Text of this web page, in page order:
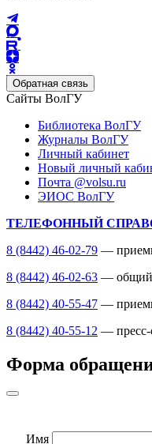
Обратная связь
Сайты ВолГУ
Библиотека ВолГУ
Журналы ВолГУ
Личный кабинет
Новый личный
Почта @volsu.ru
ЭИОС ВолГУ
ТЕЛЕФОННЫЙ
8 (8442) 46-02-79 —
8 (8442) 46-02-63 — общий
8 (8442) 40-55-47 —
8 (8442) 40-55-12 — пресс-
Форма
Имя